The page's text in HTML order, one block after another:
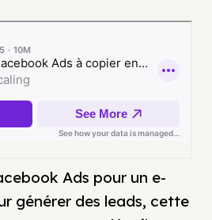
Ads pour un e-
générer des leads, cette